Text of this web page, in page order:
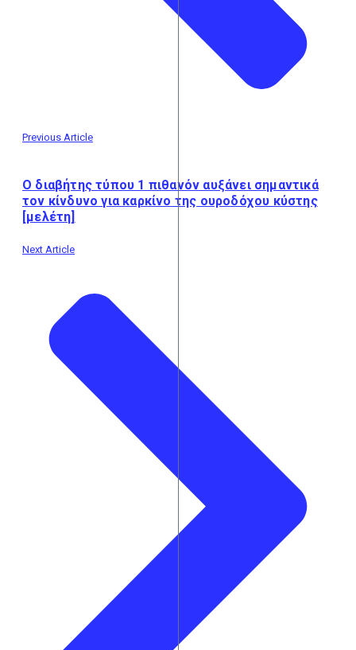
Previous Article
Ο διαβήτης τύπου 1 πιθανόν αυξάνει σημαντικά
τον κίνδυνο για καρκίνο της ουροδόχου κύστης
[μελέτη]
Next Article